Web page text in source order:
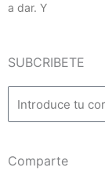
a dar. Y
SUBCRIBETE
Comparte